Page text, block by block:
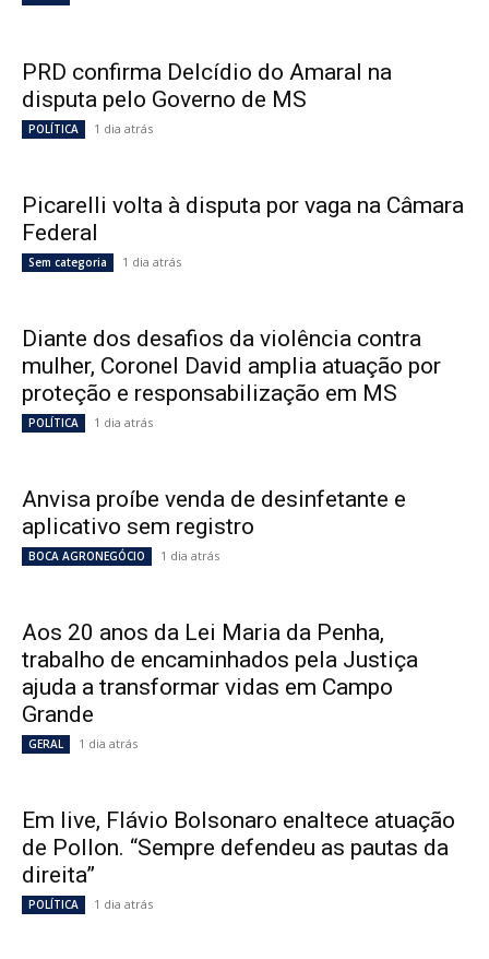
PRD confirma Delcídio do Amaral na
disputa pelo Governo de MS
POLÍTICA 1 dia atrás
Picarelli volta à disputa por vaga na Câmara
Federal
Sem categoria 1 dia atrás
Diante dos desafios da violência contra
mulher, Coronel David amplia atuação por
proteção e responsabilização em MS
POLÍTICA 1 dia atrás
Anvisa proíbe venda de desinfetante e
aplicativo sem registro
BOCA AGRONEGÓCIO 1 dia atrás
Aos 20 anos da Lei Maria da Penha,
trabalho de encaminhados pela Justiça
ajuda a transformar vidas em Campo
Grande
GERAL 1 dia atrás
Em live, Flávio Bolsonaro enaltece atuação
de Pollon. “Sempre defendeu as pautas da
direita”
POLÍTICA 1 dia atrás